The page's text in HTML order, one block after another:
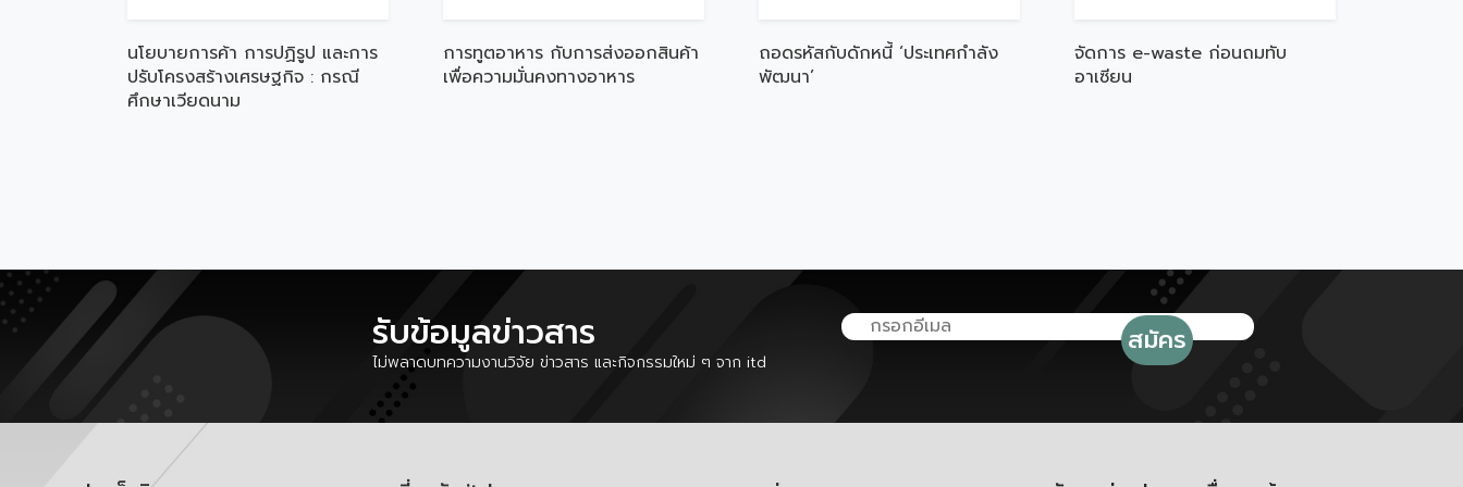
นโยบายการค้า การปฏิรูป และการ
ปรับโครงสร้างเศรษฐกิจ : กรณี
ศึกษาเวียดนาม
การทูตอาหาร กับการส่งออกสินค้า
เพื่อความมั่นคงทางอาหาร
ถอดรหัสกับดักหนี้ ‘ประเทศกำลัง
พัฒนา’
จัดการ e-waste ก่อนถมทับ
อาเซียน
รับข้อมูลข่าวสาร
ไม่พลาดบทความงานวิจัย ข่าวสาร และกิจกรรมใหม่ ๆ จาก itd